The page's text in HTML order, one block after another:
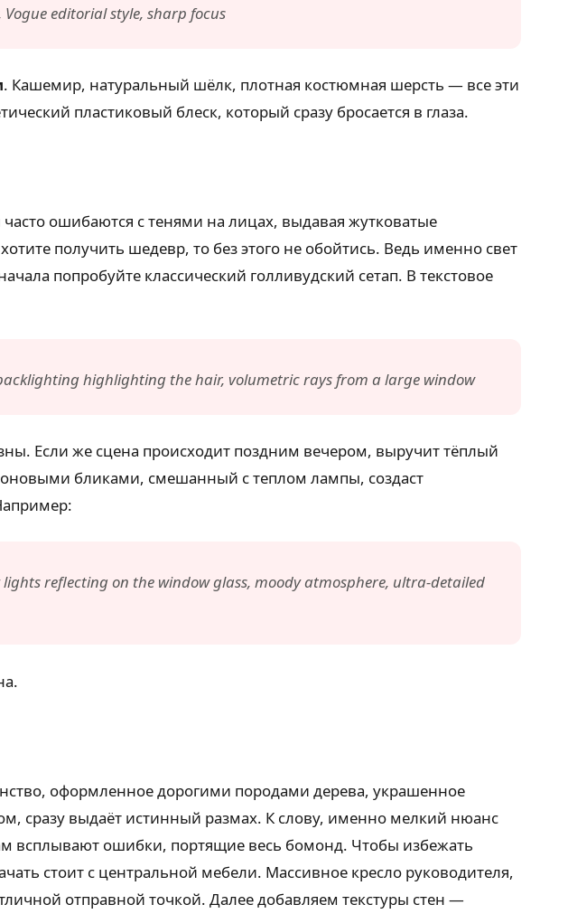
editorial style, sharp focus
. Кашемир, натуральный шёлк, плотная костюмная шерсть — все эти
пластиковый блеск, который сразу бросается в глаза.
часто ошибаются с тенями на лицах, выдавая жутковатые
получить шедевр, то без этого не обойтись. Ведь именно свет
попробуйте классический голливудский сетап. В текстовое
highlighting the hair, volumetric rays from a large window
Если же сцена происходит поздним вечером, выручит тёплый
бликами, смешанный с теплом лампы, создаст
reflecting on the window glass, moody atmosphere, ultra-detailed
оформленное дорогими породами дерева, украшенное
сразу выдаёт истинный размах. К слову, именно мелкий нюанс
всплывают ошибки, портящие весь бомонд. Чтобы избежать
стоит с центральной мебели. Массивное кресло руководителя,
отправной точкой. Далее добавляем текстуры стен —